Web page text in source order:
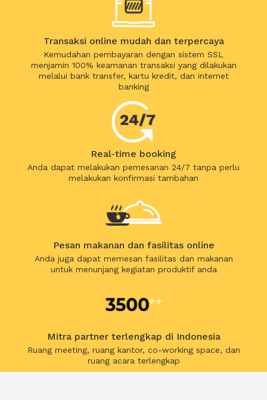
Transaksi online mudah dan terpercaya
Kemudahan pembayaran dengan sistem SSL
menjamin 100% keamanan transaksi yang dilakukan
melalui bank transfer, kartu kredit, dan internet
banking
Real-time booking
Anda dapat melakukan pemesanan 24/7 tanpa perlu
melakukan konfirmasi tambahan
Pesan makanan dan fasilitas online
Anda juga dapat memesan fasilitas dan makanan
untuk menunjang kegiatan produktif anda
Mitra partner terlengkap di Indonesia
Ruang meeting, ruang kantor, co-working space, dan
ruang acara terlengkap